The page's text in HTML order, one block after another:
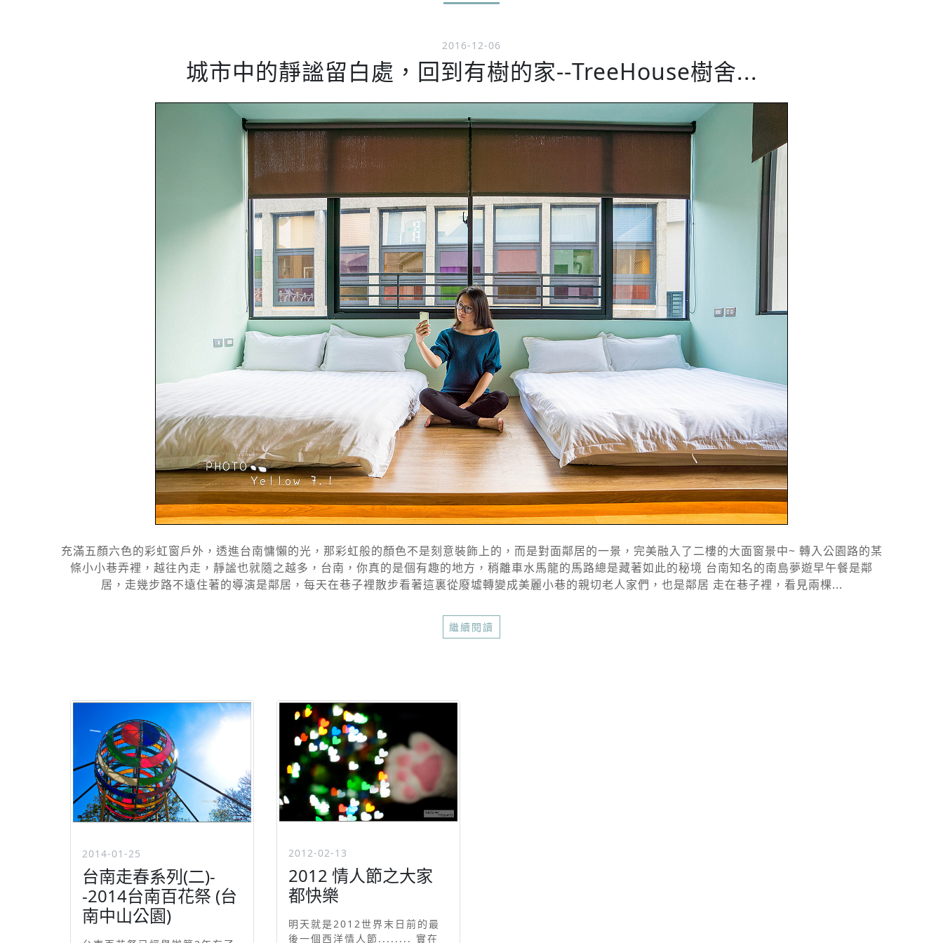
2016-12-06
城市中的靜謐留白處，回到有樹的家--TreeHouse樹舍...
充滿五顏六色的彩虹窗戶外，透進台南慵懶的光，那彩虹般的顏色不是刻意裝飾上的，而是對面鄰居的一景，完美融入了二樓的大面窗景中~ 轉入公園路的某
條小小巷弄裡，越往內走，靜謐也就隨之越多，台南，你真的是個有趣的地方，稍離車水馬龍的馬路總是藏著如此的秘境 台南知名的南島夢遊早午餐是鄰
居，走幾步路不遠住著的導演是鄰居，每天在巷子裡散步看著這裏從廢墟轉變成美麗小巷的親切老人家們，也是鄰居 走在巷子裡，看見兩棵...
繼續閱讀
2014-01-25
台南走春系列(二)-
-2014台南百花祭 (台
南中山公園)
2012-02-13
2012 情人節之大家
都快樂
明天就是2012世界末日前的最
後一個西洋情人節........ 實在